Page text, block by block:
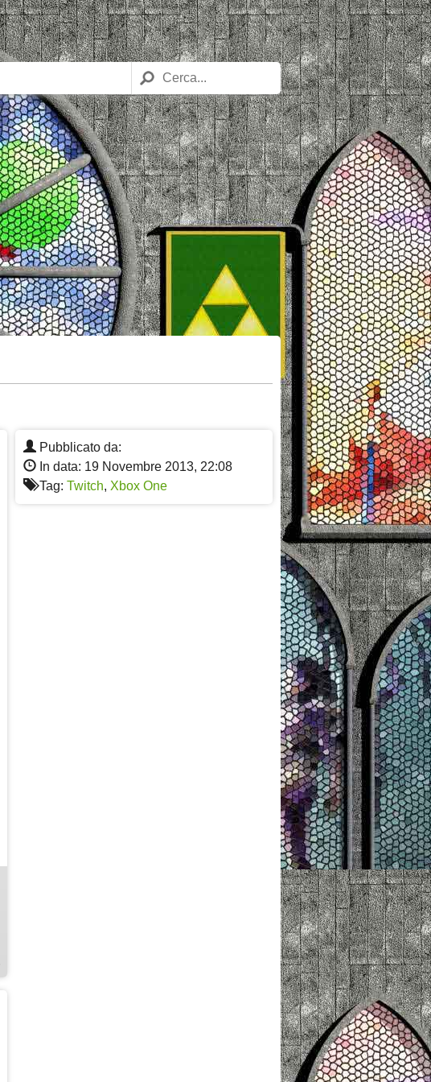
Pubblicato da:
In data: 19 Novembre 2013, 22:08
Tag: Twitch, Xbox One